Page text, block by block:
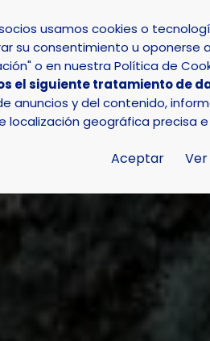
usamos cookies o
su consentimiento u
o en nuestra Política de
el siguiente tratamiento de
anuncios y del contenido,
localización geográfica
Aceptar
Nucía realiza desinfecciones